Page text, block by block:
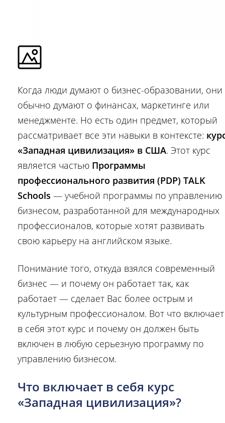
Когда люди думают о бизнес-образовании, они
обычно думают о финансах, маркетинге или
менеджменте. Но есть один предмет, который
рассматривает все эти навыки в контексте:
«Западная цивилизация» в США. Этот курс
является частью Программы
профессионального развития (PDP) TALK
Schools — учебной программы по управлению
бизнесом, разработанной для международных
профессионалов, которые хотят развивать
свою карьеру на английском языке.
Понимание того, откуда взялся современный
бизнес — и почему он работает так, как
работает — сделает Вас более острым и
культурным профессионалом. Вот что включает
в себя этот курс и почему он должен быть
включен в любую серьезную программу по
управлению бизнесом.
Что включает в себя курс
«Западная цивилизация»?